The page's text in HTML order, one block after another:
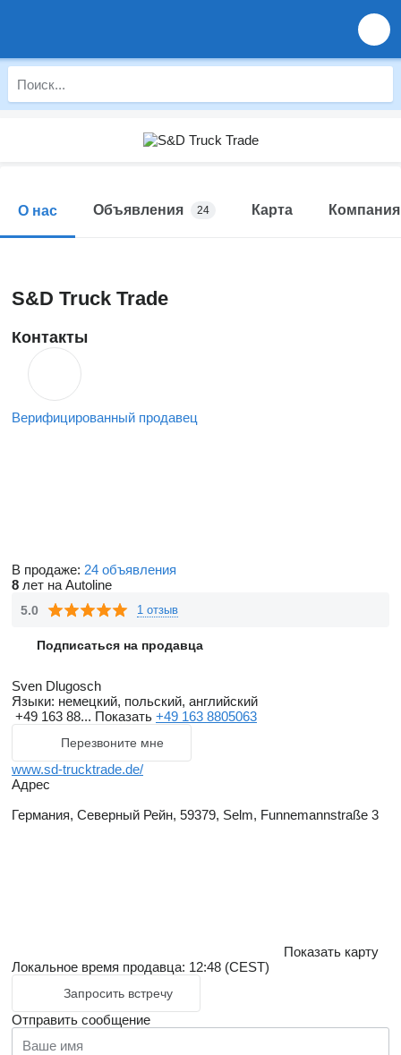
О нас Объявления 24 Карта Компания
S&D Truck Trade
Контакты
Верифицированный продавец
В продаже: 24 объявления
8 лет на Autoline
5.0 1 отзыв
Подписаться на продавца
Sven Dlugosch
Языки: немецкий, польский, английский
+49 163 88... Показать +49 163 8805063
Перезвоните мне
www.sd-trucktrade.de/
Адрес
Германия, Северный Рейн, 59379, Selm, Funnemannstraße 3
Показать карту
Локальное время продавца: 12:48 (CEST)
Запросить встречу
Отправить сообщение